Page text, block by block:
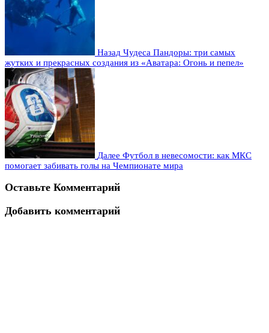
Назад Чудеса Пандоры: три самых
жутких и прекрасных создания из «Аватара: Огонь и пепел»
Далее Футбол в невесомости: как МКС
помогает забивать голы на Чемпионате мира
Оставьте Комментарий
Добавить комментарий